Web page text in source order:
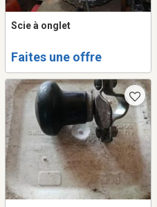
Scie à onglet
Faites une offre